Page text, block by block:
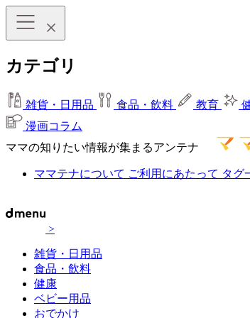
カテゴリ
雑貨・日用品 食品・飲料 教育
漫画コラム
ママの知りたい情報が集まるアンテナ
ママテナについて ご利用にあたって タグ
>
雑貨・日用品
食品・飲料
健康
ベビー用品
おでかけ